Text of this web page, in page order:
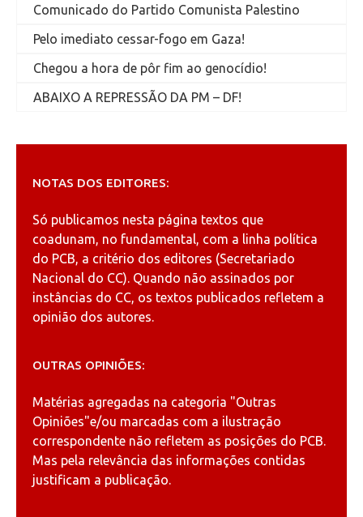
Comunicado do Partido Comunista Palestino
Pelo imediato cessar-fogo em Gaza!
Chegou a hora de pôr fim ao genocídio!
ABAIXO A REPRESSÃO DA PM – DF!
NOTAS DOS EDITORES:
Só publicamos nesta página textos que
coadunam, no fundamental, com a linha política
do PCB, a critério dos editores (Secretariado
Nacional do CC). Quando não assinados por
instâncias do CC, os textos publicados refletem a
opinião dos autores.
OUTRAS OPINIÕES:
Matérias agregadas na categoria "Outras
Opiniões"e/ou marcadas com a ilustração
correspondente não refletem as posições do PCB.
Mas pela relevância das informações contidas
justificam a publicação.